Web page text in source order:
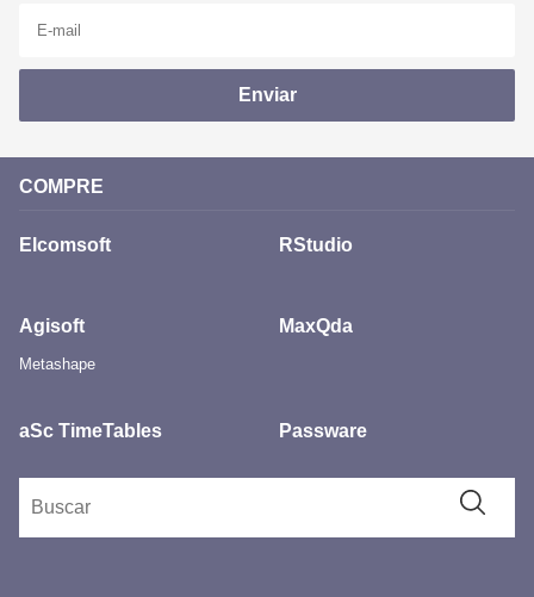
Enviar
COMPRE
Elcomsoft RStudio
Agisoft
Metashape
MaxQda
aSc TimeTables Passware